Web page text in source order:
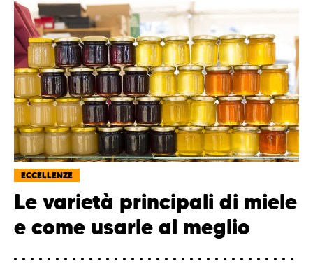
ECCELLENZE
Le varietà principali di miele
e come usarle al meglio